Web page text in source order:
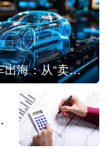
中国汽车出海：从“卖出去”到“走进去”